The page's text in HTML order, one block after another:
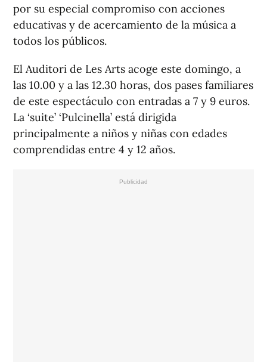
por su especial compromiso con acciones
educativas y de acercamiento de la música a
todos los públicos.
El Auditori de Les Arts acoge este domingo, a
las 10.00 y a las 12.30 horas, dos pases familiares
de este espectáculo con entradas a 7 y 9 euros.
La ‘suite’ ‘Pulcinella’ está dirigida
principalmente a niños y niñas con edades
comprendidas entre 4 y 12 años.